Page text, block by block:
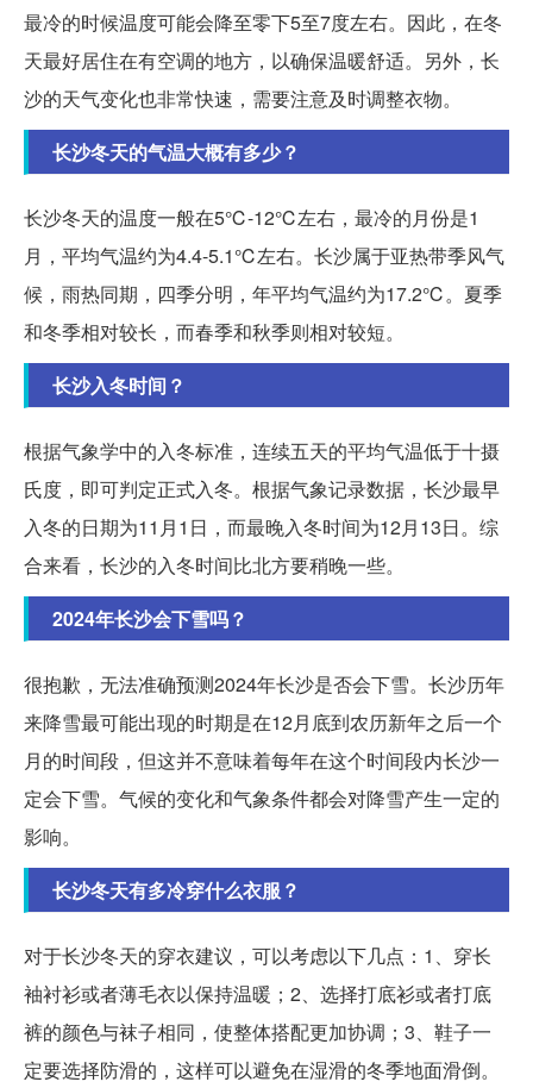
最冷的时候温度可能会降至零下5至7度左右。因此，在冬
天最好居住在有空调的地方，以确保温暖舒适。另外，长
沙的天气变化也非常快速，需要注意及时调整衣物。
长沙冬天的气温大概有多少？
长沙冬天的温度一般在5℃-12℃左右，最冷的月份是1
月，平均气温约为4.4-5.1℃左右。长沙属于亚热带季风气
候，雨热同期，四季分明，年平均气温约为17.2℃。夏季
和冬季相对较长，而春季和秋季则相对较短。
长沙入冬时间？
根据气象学中的入冬标准，连续五天的平均气温低于十摄
氏度，即可判定正式入冬。根据气象记录数据，长沙最早
入冬的日期为11月1日，而最晚入冬时间为12月13日。综
合来看，长沙的入冬时间比北方要稍晚一些。
2024年长沙会下雪吗？
很抱歉，无法准确预测2024年长沙是否会下雪。长沙历年
来降雪最可能出现的时期是在12月底到农历新年之后一个
月的时间段，但这并不意味着每年在这个时间段内长沙一
定会下雪。气候的变化和气象条件都会对降雪产生一定的
影响。
长沙冬天有多冷穿什么衣服？
对于长沙冬天的穿衣建议，可以考虑以下几点：1、穿长
袖衬衫或者薄毛衣以保持温暖；2、选择打底衫或者打底
裤的颜色与袜子相同，使整体搭配更加协调；3、鞋子一
定要选择防滑的，这样可以避免在湿滑的冬季地面滑倒。